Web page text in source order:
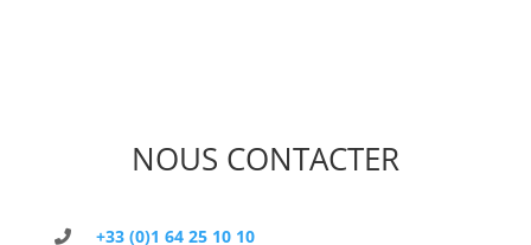
NOUS CONTACTER
+33 (0)1 64 25 10 10